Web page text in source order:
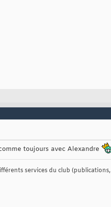
toujours avec Alexandre
services du club